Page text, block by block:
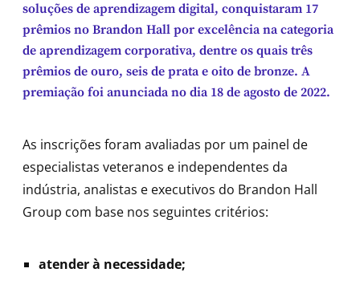
soluções de aprendizagem digital, conquistaram 17
prêmios no Brandon Hall por excelência na categoria
de aprendizagem corporativa, dentre os quais três
prêmios de ouro, seis de prata e oito de bronze. A
premiação foi anunciada no dia 18 de agosto de 2022.
As inscrições foram avaliadas por um painel de
especialistas veteranos e independentes da
indústria, analistas e executivos do Brandon Hall
Group com base nos seguintes critérios:
atender à necessidade;